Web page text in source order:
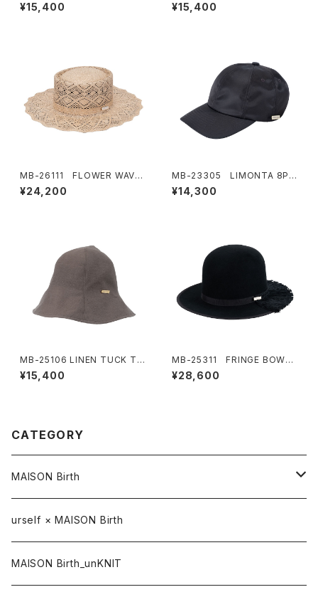
¥15,400 ¥15,400
MB-26111 FLOWER WAVE
HAT
¥24,200
MB-23305 LIMONTA 8P
CAP
¥14,300
MB-25106 LINEN TUCK TU
RIP
¥15,400
MB-25311 FRINGE BOWLE
R HAT
¥28,600
CATEGORY
MAISON Birth
CAP / キャップ
HAT / ハット
urself × MAISON Birth
MAISON Birth_unKNIT